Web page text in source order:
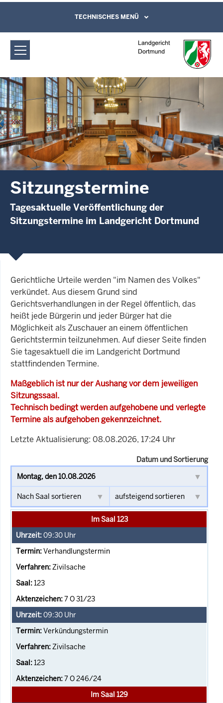
Landgericht Dortmund:
Sitzungstermine
Direkt zum Inhalt
Leichte Sprache, Gebärdensprachenvideo
und Kontaktformular
TECHNISCHES MENÜ
Sitzungstermine
Tagesaktuelle Veröffentlichung der
Sitzungstermine im Landgericht Dortmund
Gerichtliche Urteile werden "im Namen des Volkes"
verkündet. Aus diesem Grund sind
Gerichtsverhandlungen in der Regel öffentlich, das
heißt jede Bürgerin und jeder Bürger hat die
Möglichkeit als Zuschauer an einem öffentlichen
Gerichtstermin teilzunehmen. Auf dieser Seite finden
Sie tagesaktuell die im Landgericht Dortmund
stattfindenden Termine.
Maßgeblich ist nur der Aushang vor dem jeweiligen
Sitzungssaal.
Technisch bedingt werden aufgehobene und verlegte
Termine als aufgehoben gekennzeichnet.
Letzte Aktualisierung: 08.08.2026, 17:24 Uhr
Datum und Sortierung
Im Saal 123
09:30 Uhr
Verhandlungstermin
Zivilsache
123
7 O 31/23
09:30 Uhr
Verkündungstermin
Zivilsache
123
7 O 246/24
Im Saal 129